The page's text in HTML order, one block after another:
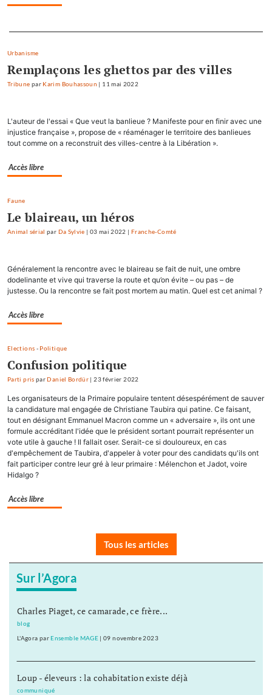
Separateur
Urbanisme
Remplaçons les ghettos par des villes
Tribune par Karim Bouhassoun 11 mai 2022
L'auteur de l'essai « Que veut la banlieue ? Manifeste pour en finir avec une
injustice française », propose de « réaménager le territoire des banlieues
tout comme on a reconstruit des villes-centre à la Libération ».
Accès libre
Faune
Le blaireau, un héros
Animal sérial par Da Sylvie 03 mai 2022 Franche-Comté
Généralement la rencontre avec le blaireau se fait de nuit, une ombre
dodelinante et vive qui traverse la route et qu’on évite – ou pas – de
justesse. Ou la rencontre se fait post mortem au matin. Quel est cet animal ?
Accès libre
Elections - Politique
Confusion politique
Parti pris par Daniel Bordür |23 février 2022
Les organisateurs de la Primaire populaire tentent désespérément de sauver
la candidature mal engagée de Christiane Taubira qui patine. Ce faisant,
tout en désignant Emmanuel Macron comme un « adversaire », ils ont une
formule accréditant l'idée que le président sortant pourrait représenter un
vote utile à gauche ! Il fallait oser. Serait-ce si douloureux, en cas
d'empêchement de Taubira, d'appeler à voter pour des candidats qu'ils ont
fait participer contre leur gré à leur primaire : Mélenchon et Jadot, voire
Hidalgo ?
Accès libre
Tous les articles
Sur l’Agora
Charles Piaget, ce camarade, ce frère...
blog
L'Agora par Ensemble MAGE |09 novembre 2023
Loup - éleveurs : la cohabitation existe déjà
communiqué